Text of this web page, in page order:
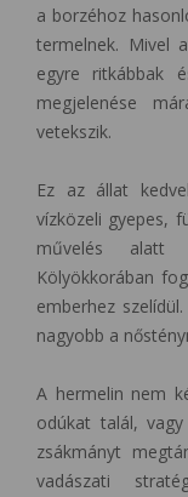
a borzéhoz
termelnek. Mivel
egyre ritkábbak
megjelenése
vetekszik.
Ez az állat
vízközeli gyepes,
művelés alatt
Kölyökkorában
emberhez
nagyobb a
A hermelin nem
odúkat talál,
zsákmányt
vadászati